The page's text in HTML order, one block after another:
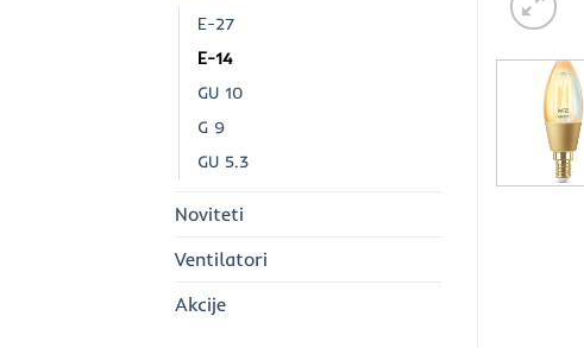
E-27
E-14
GU 10
G 9
GU 5.3
Noviteti
Ventilatori
Akcije